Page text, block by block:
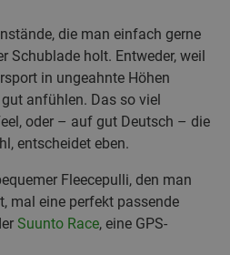
die man einfach gerne
Schublade holt. Entweder, weil
in ungeahnte Höhen
anfühlen. Das so viel
oder – auf gut Deutsch – die
entscheidet eben.
Fleecepulli, den man
mal eine perfekt passende
Suunto Race, eine GPS-